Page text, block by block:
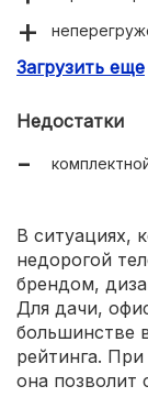
экономное
ручная
Загрузить еще
Недостатки
В ситуациях,
недорогой
брендом,
Для дачи,
большинстве
рейтинга.
она позволит